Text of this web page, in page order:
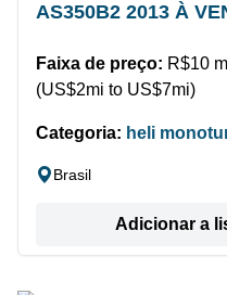
AS350B2 2013 À
Faixa de preço: R$10
(US$2mi to US$7mi)
Categoria: heli
Brasil
Adicionar a